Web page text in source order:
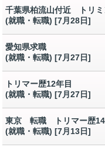
千葉県柏流山付近 トリ
(就職・転職) [7月28日]
愛知県求職
(就職・転職) [7月27日]
トリマー歴12年目
(就職・転職) [7月27日]
東京 転職 トリマー歴
(就職・転職) [7月13日]